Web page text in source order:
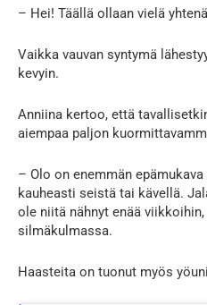
– Hei! Täällä ollaan vielä
Vaikka vauvan syntymä
kevyin.
Anniina kertoo, että
aiempaa paljon
– Olo on enemmän
kauheasti seistä tai kävellä.
ole niitä nähnyt enää
silmäkulmassa.
Haasteita on tuonut myös